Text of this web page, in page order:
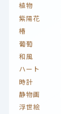
植物
紫陽花
椿
葡萄
和風
ハート
時計
静物画
浮世絵